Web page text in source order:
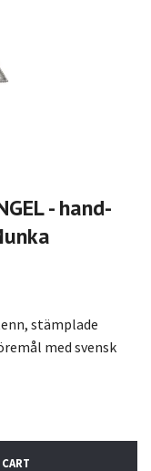
- hand-
stämplade
med svensk